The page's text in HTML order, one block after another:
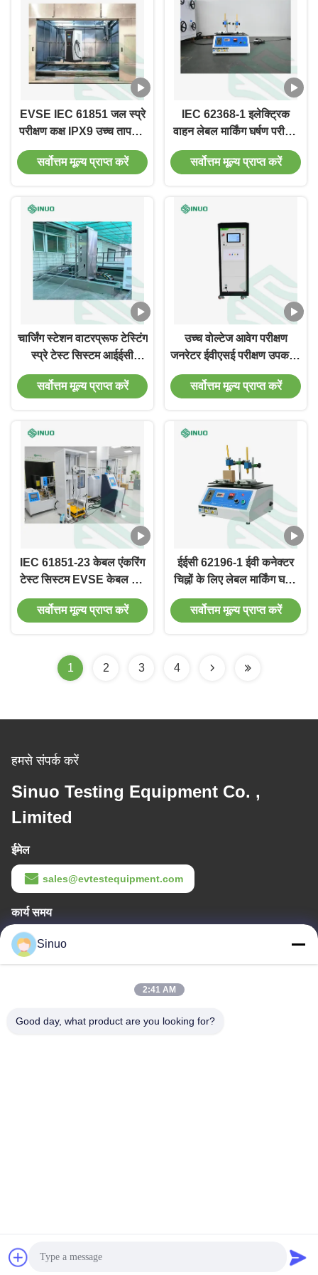
EVSE IEC 61851 जल स्प्रे
परीक्षण कक्ष IPX9 उच्च तापमान
परीक्षण कक्ष
सर्वोत्तम मूल्य प्राप्त करें
IEC 62368-1 इलेक्ट्रिक
वाहन लेबल मार्किंग घर्षण परीक्षण
उपकरण
सर्वोत्तम मूल्य प्राप्त करें
चार्जिंग स्टेशन वाटरप्रूफ टेस्टिंग
स्प्रे टेस्ट सिस्टम आईईसी
60529 IPX5 IPX6
सर्वोत्तम मूल्य प्राप्त करें
उच्च वोल्टेज आवेग परीक्षण
जनरेटर ईवीएसई परीक्षण उपकरण
इलेक्ट्रिक वाहन चार्जिंग स्टेशनों
की मजबूती सुनिश्चित करने के
सर्वोत्तम मूल्य प्राप्त करें
IEC 61851-23 केबल एंकरिंग
टेस्ट सिस्टम EVSE केबल पुल
और टॉर्क परीक्षण उपकरण
सर्वोत्तम मूल्य प्राप्त करें
ईईसी 62196-1 ईवी कनेक्टर
चिह्नों के लिए लेबल मार्किंग घर्षण
परीक्षण उपकरण
सर्वोत्तम मूल्य प्राप्त करें
1 2 3 4
हमसे संपर्क करें
Sinuo Testing Equipment Co. ,
Limited
ईमेल
sales@evtestequipment.com
कार्य समय
8:30-18:00
हमारा पता
सड़क, पान्यू जिला, गुआंगज़ौ, चीन
Sinuo
2:41 AM
Good day, what product are you looking for?